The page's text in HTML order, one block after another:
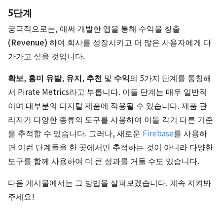
5단계
궁극적으로는, 애써 개발한 앱을 통해 수익을 창출
(Revenue) 하여 회사를 성장시키고 더 많은 사용자에게 다
가가고 싶을 것입니다.
확보, 흥미 유발, 유지, 추천 및 수익의 5가지 단계를 통칭해
서 Pirate Metrics라고 부릅니다. 이들 단계는 매우 일반적
이며 대부분의 디지털 제품에 적용될 수 있습니다. 제품 관
리자가 다양한 종류의 도구를 사용하여 이들 각기 다른 기준
을 추적할 수 있습니다. 그러나, 새로운 Firebase를 사용하
면 이런 단계들을 한 곳에서만 추적하는 것이 아니라 다양한
도구를 함께 사용하여 더 큰 성과를 거둘 수도 있습니다.
다음 게시물에서는 그 방법을 살펴보겠습니다. 계속 지켜봐
주세요!